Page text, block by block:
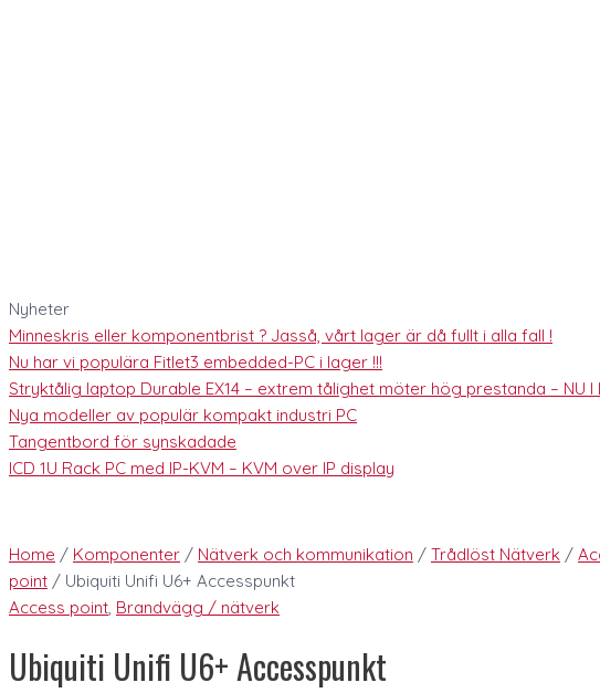
Nyheter
Minneskris eller komponentbrist ? Jasså, vårt lager är då fullt i alla fall !
Nu har vi populära Fitlet3 embedded-PC i lager !!!
Stryktålig laptop Durable EX14 – extrem tålighet möter hög prestanda – NU I
Nya modeller av populär kompakt industri PC
Tangentbord för synskadade
ICD 1U Rack PC med IP-KVM – KVM over IP display
Home / Komponenter / Nätverk och kommunikation / Trådlöst Nätverk /
point / Ubiquiti Unifi U6+ Accesspunkt
Access point, Brandvägg / nätverk
Ubiquiti Unifi U6+ Accesspunkt